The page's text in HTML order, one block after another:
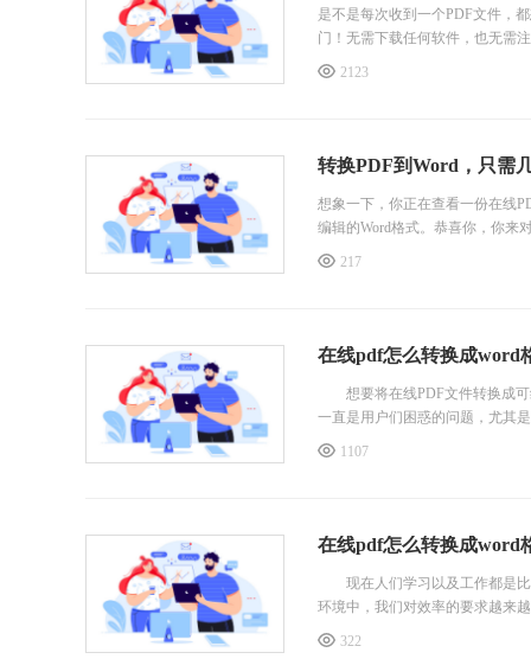
是不是每次收到一个PDF文件，
门！无需下载任何软件，也无需
完全免
2123
转换PDF到Word，只需
想象一下，你正在查看一份在线
编辑的Word格式。恭喜你，你来
217
在线pdf怎么转换成word
想要将在线PDF文件转换成可
一直是用户们困惑的问题，尤其
1107
在线pdf怎么转换成word
现在人们学习以及工作都是比
环境中，我们对效率的要求越来
322